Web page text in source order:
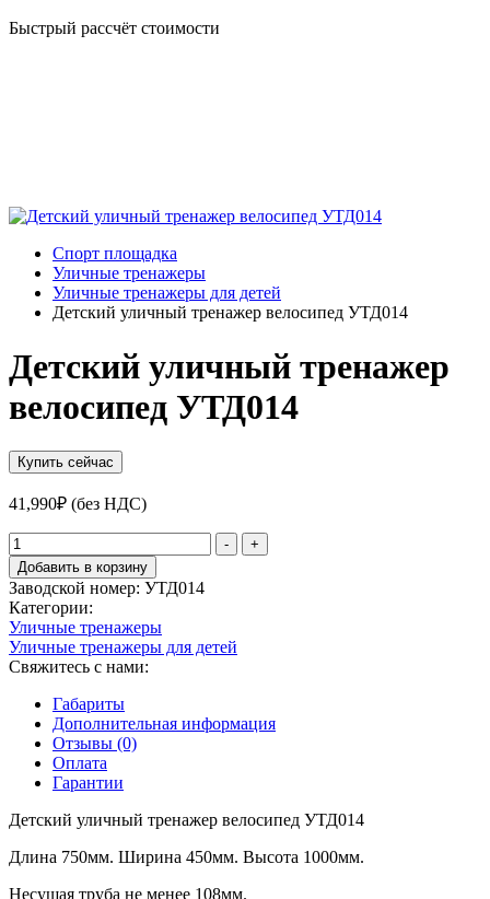
Быстрый рассчёт стоимости
Спорт площадка
Уличные тренажеры
Уличные тренажеры для детей
Детский уличный тренажер велосипед УТД014
Детский уличный тренажер
велосипед УТД014
Купить сейчас
41,990₽ (без НДС)
Количество
товара
Детский
уличный
тренажер
велосипед
УТД014
-
+
Добавить в корзину
Заводской номер: УТД014
Категории:
Уличные тренажеры
Уличные тренажеры для детей
Свяжитесь с нами:
Габариты
Дополнительная информация
Отзывы (0)
Оплата
Гарантии
Детский уличный тренажер велосипед УТД014
Длина 750мм. Ширина 450мм. Высота 1000мм.
Несущая труба не менее 108мм.